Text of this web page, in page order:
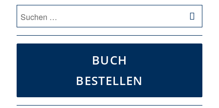
Suche
nach:
BUCH
BESTELLEN